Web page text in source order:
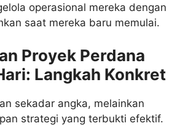
operasional mereka dengan
saat mereka baru memulai.
Proyek Perdana
Langkah Konkret
sekadar angka, melainkan
strategi yang terbukti efektif.